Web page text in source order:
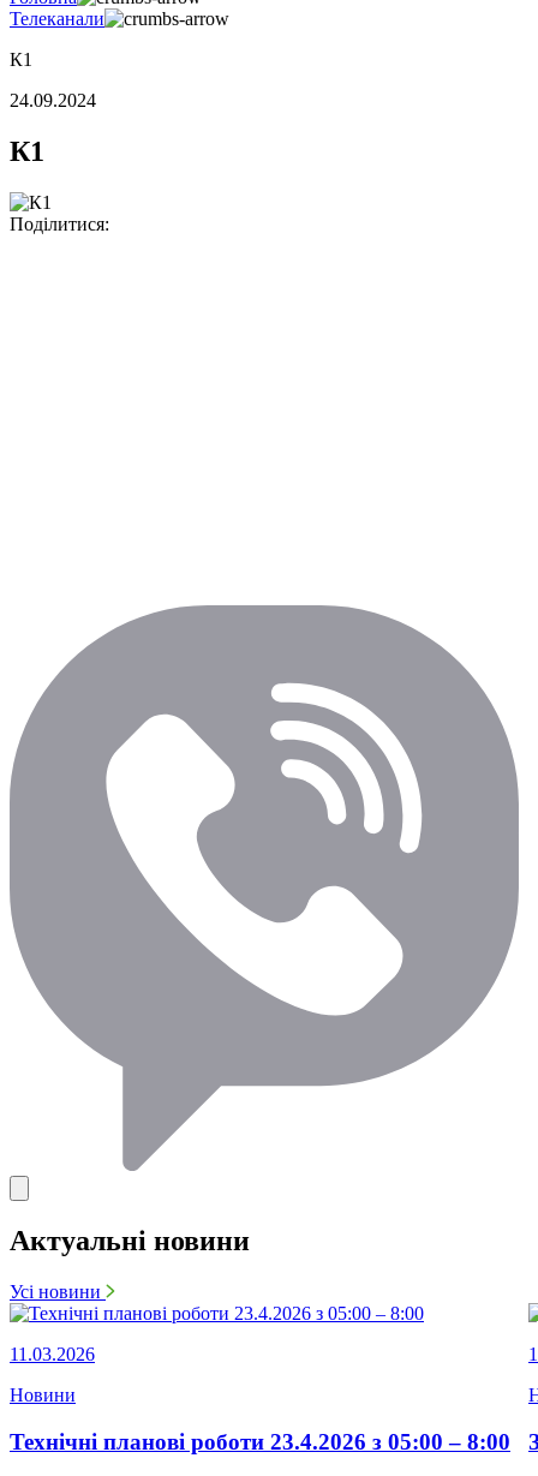
Телеканали
К1
24.09.2024
К1
Поділитися:
Актуальні новини
Усі новини
11.03.2026
Новини
Технічні планові роботи 23.4.2026 з 05:00 – 8:00